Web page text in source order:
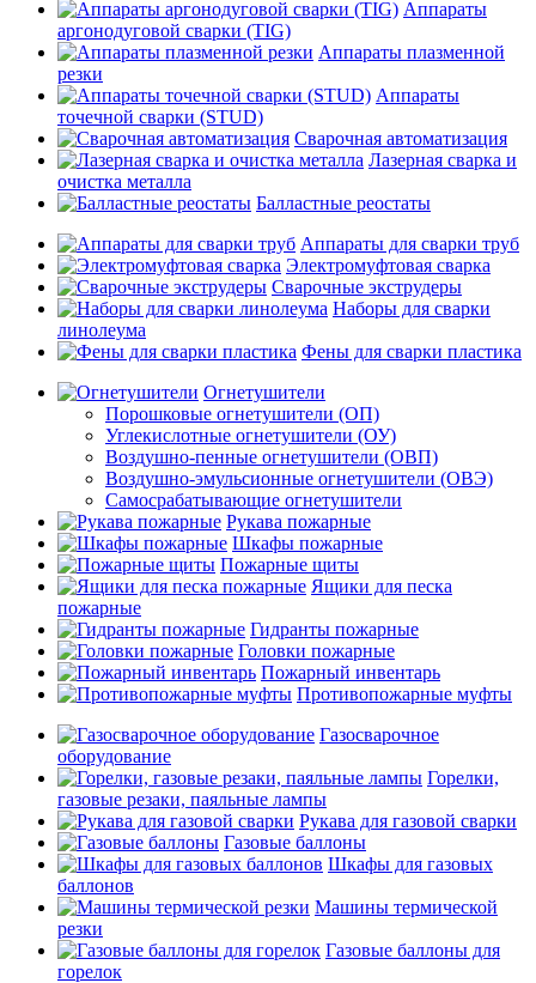
Аппараты
аргонодуговой сварки (TIG)
Аппараты плазменной
резки
Аппараты
точечной сварки (STUD)
Сварочная автоматизация
Лазерная сварка и
очистка металла
Балластные реостаты
Аппараты для сварки труб
Электромуфтовая сварка
Сварочные экструдеры
Наборы для сварки
линолеума
Фены для сварки пластика
Огнетушители
Порошковые огнетушители (ОП)
Углекислотные огнетушители (ОУ)
Воздушно-пенные огнетушители (ОВП)
Воздушно-эмульсионные огнетушители (ОВЭ)
Самосрабатывающие огнетушители
Рукава пожарные
Шкафы пожарные
Пожарные щиты
Ящики для песка
пожарные
Гидранты пожарные
Головки пожарные
Пожарный инвентарь
Противопожарные муфты
Газосварочное
оборудование
Горелки,
газовые резаки, паяльные лампы
Рукава для газовой сварки
Газовые баллоны
Шкафы для газовых
баллонов
Машины термической
резки
Газовые баллоны для
горелок